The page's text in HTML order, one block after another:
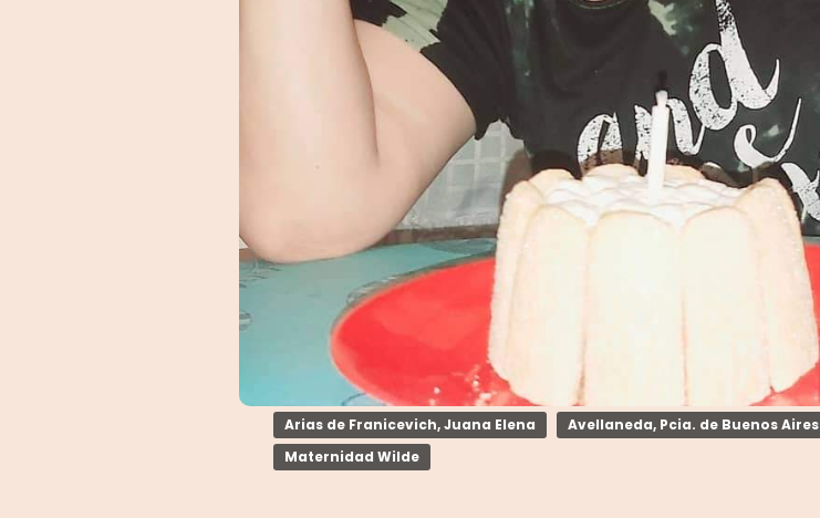
Arias de Franicevich, Juana Elena Avellaneda, Pcia. de Buenos Aires
Maternidad Wilde